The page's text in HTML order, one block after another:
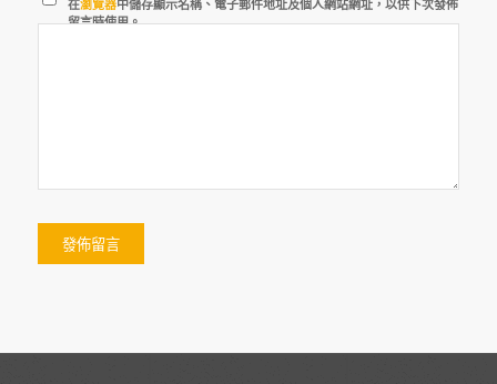
在瀏覽器中儲存顯示名稱、電子郵件地址及個人網站網址，以供下次發佈
留言時使用。